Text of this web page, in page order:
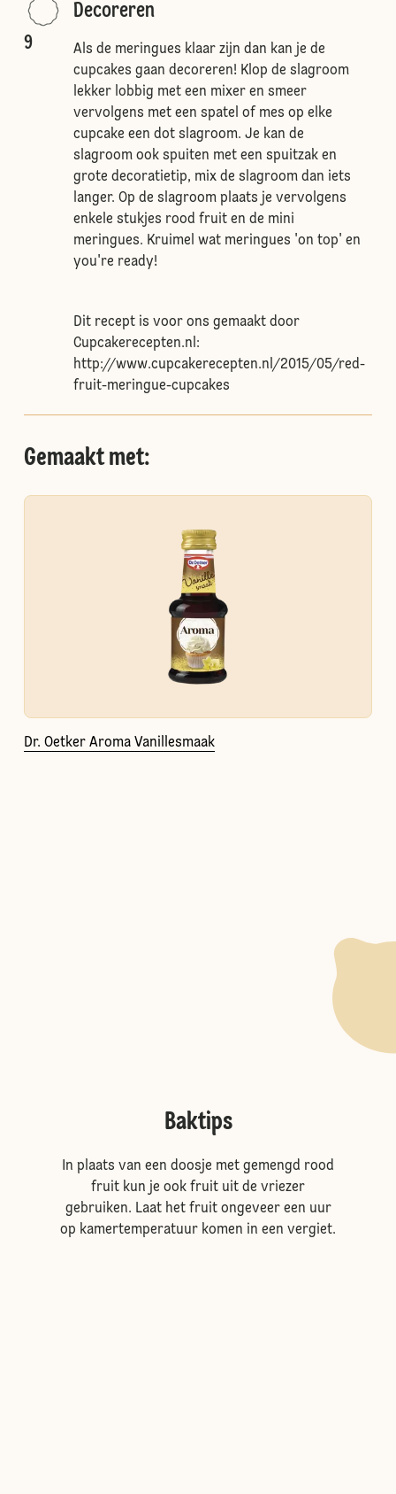
9
Decoreren
Als de meringues klaar zijn dan kan je de
cupcakes gaan decoreren! Klop de slagroom
lekker lobbig met een mixer en smeer
vervolgens met een spatel of mes op elke
cupcake een dot slagroom. Je kan de
slagroom ook spuiten met een spuitzak en
grote decoratietip, mix de slagroom dan iets
langer. Op de slagroom plaats je vervolgens
enkele stukjes rood fruit en de mini
meringues. Kruimel wat meringues 'on top' en
you're ready!
Dit recept is voor ons gemaakt door
Cupcakerecepten.nl:
http://www.cupcakerecepten.nl/2015/05/red-
fruit-meringue-cupcakes
Gemaakt met:
Dr. Oetker Aroma Vanillesmaak
Baktips
In plaats van een doosje met gemengd rood
fruit kun je ook fruit uit de vriezer
gebruiken. Laat het fruit ongeveer een uur
op kamertemperatuur komen in een vergiet.